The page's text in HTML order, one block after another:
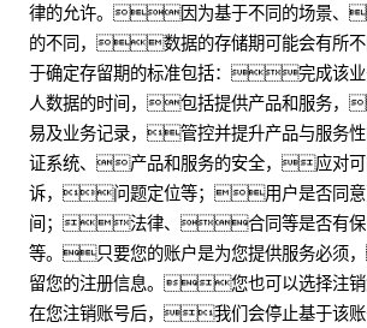
律的允许。因为基于不同的场景
的不同，数据的存储期可能会有所
于确定存留期的标准包括：完成该业
人数据的时间，包括提供产品和服务
易及业务记录，管控并提升产品与服务
证系统、产品和服务的安全，应对可
诉，问题定位等；用户是否同意
间；法律、合同等是否有保
等。只要您的账户是为您提供服务必须
留您的注册信息。您也可以选择注
在您注销账号后，我们会停止基于该账